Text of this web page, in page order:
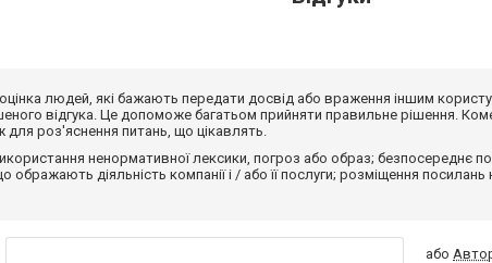
оцінка людей, які бажають передати досвід або враження іншим
відгука. Це допоможе багатьом прийняти правильне рішення.
для роз'яснення питань, що цікавлять.
ненормативної лексики, погроз або образ; безпосереднє
ображають діяльність компанії і / або її послуги; розміщення
або